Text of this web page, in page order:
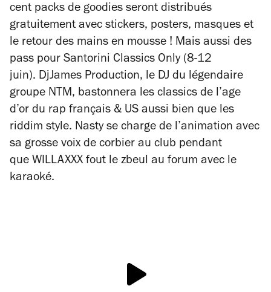
cent packs de goodies seront distribués
gratuitement avec stickers, posters, masques et
le retour des mains en mousse ! Mais aussi des
pass pour Santorini Classics Only (8-12
juin). DjJames Production, le DJ du légendaire
groupe NTM, bastonnera les classics de l’age
d’or du rap français & US aussi bien que les
riddim style. Nasty se charge de l’animation avec
sa grosse voix de corbier au club pendant
que WILLAXXX fout le zbeul au forum avec le
karaoké.